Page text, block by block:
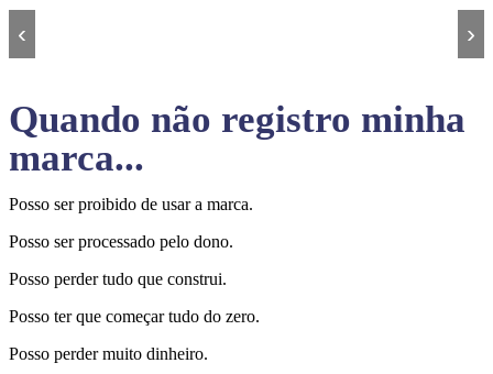
‹ ›
Quando não registro minha
marca...
Posso ser proibido de usar a marca.
Posso ser processado pelo dono.
Posso perder tudo que construi.
Posso ter que começar tudo do zero.
Posso perder muito dinheiro.